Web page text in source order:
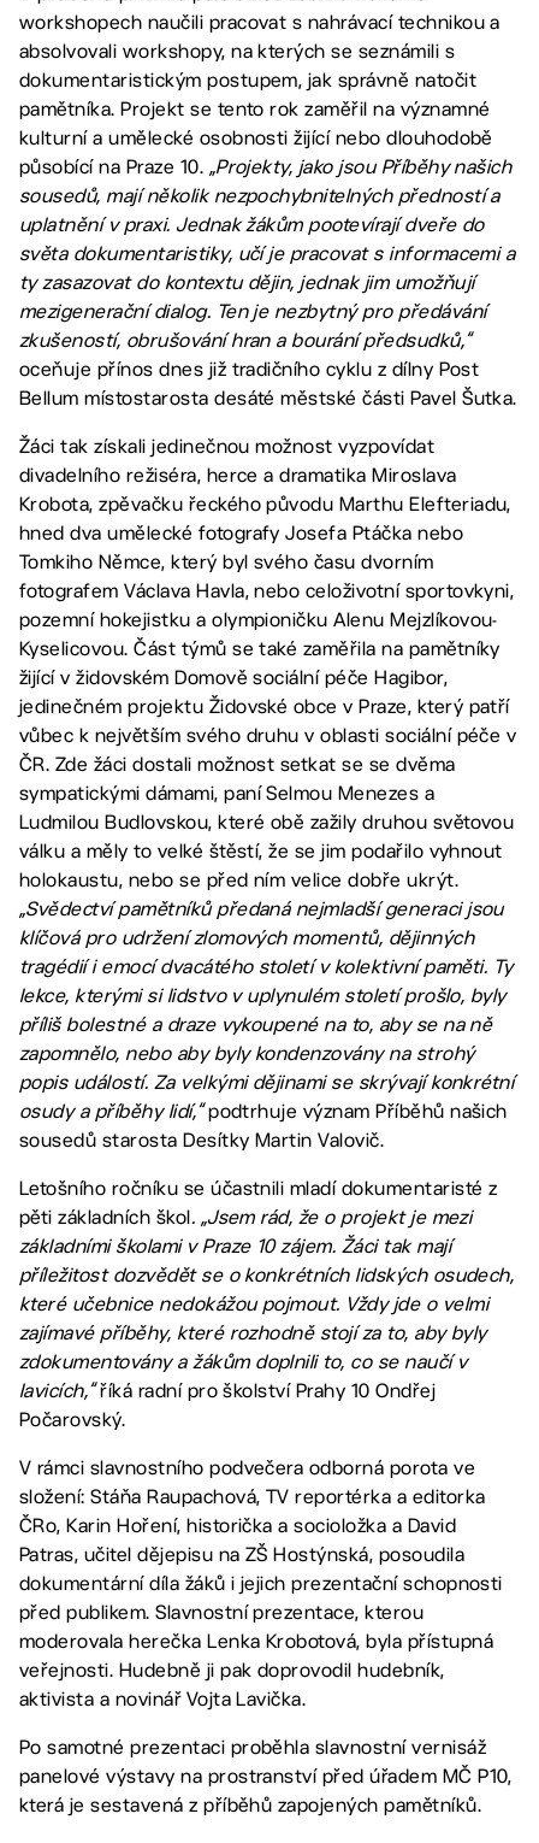
workshopech naučili pracovat s nahrávací technikou a
absolvovali workshopy, na kterých se seznámili s
dokumentaristickým postupem, jak správně natočit
pamětníka. Projekt se tento rok zaměřil na významné
kulturní a umělecké osobnosti žijící nebo dlouhodobě
působící na Praze 10. „Projekty, jako jsou Příběhy našich
sousedů, mají několik nezpochybnitelných předností a
uplatnění v praxi. Jednak žákům pootevírají dveře do
světa dokumentaristiky, učí je pracovat s informacemi a
ty zasazovat do kontextu dějin, jednak jim umožňují
mezigenerační dialog. Ten je nezbytný pro předávání
zkušeností, obrušování hran a bourání předsudků,“
oceňuje přínos dnes již tradičního cyklu z dílny Post
Bellum místostarosta desáté městské části Pavel Šutka.
Žáci tak získali jedinečnou možnost vyzpovídat
divadelního režiséra, herce a dramatika Miroslava
Krobota, zpěvačku řeckého původu Marthu Elefteriadu,
hned dva umělecké fotografy Josefa Ptáčka nebo
Tomkiho Němce, který byl svého času dvorním
fotografem Václava Havla, nebo celoživotní sportovkyni,
pozemní hokejistku a olympioničku Alenu Mejzlíkovou-
Kyselicovou. Část týmů se také zaměřila na pamětníky
žijící v židovském Domově sociální péče Hagibor,
jedinečném projektu Židovské obce v Praze, který patří
vůbec k největším svého druhu v oblasti sociální péče v
ČR. Zde žáci dostali možnost setkat se se dvěma
sympatickými dámami, paní Selmou Menezes a
Ludmilou Budlovskou, které obě zažily druhou světovou
válku a měly to velké štěstí, že se jim podařilo vyhnout
holokaustu, nebo se před ním velice dobře ukrýt.
„Svědectví pamětníků předaná nejmladší generaci jsou
klíčová pro udržení zlomových momentů, dějinných
tragédií i emocí dvacátého století v kolektivní paměti. Ty
lekce, kterými si lidstvo v uplynulém století prošlo, byly
příliš bolestné a draze vykoupené na to, aby se na ně
zapomnělo, nebo aby byly kondenzovány na strohý
popis událostí. Za velkými dějinami se skrývají konkrétní
osudy a příběhy lidí,“podtrhuje význam Příběhů našich
sousedů starosta Desítky Martin Valovič.
Letošního ročníku se účastnili mladí dokumentaristé z
pěti základních škol. „Jsem rád, že o projekt je mezi
základními školami v Praze 10 zájem. Žáci tak mají
příležitost dozvědět se o konkrétních lidských osudech,
které učebnice nedokážou pojmout. Vždy jde o velmi
zajímavé příběhy, které rozhodně stojí za to, aby byly
zdokumentovány a žákům doplnili to, co se naučí v
lavicích,“říká radní pro školství Prahy 10 Ondřej
Počarovský.
V rámci slavnostního podvečera odborná porota ve
složení: Stáňa Raupachová, TV reportérka a editorka
ČRo, Karin Hoření, historička a socioložka a David
Patras, učitel dějepisu na ZŠ Hostýnská, posoudila
dokumentární díla žáků i jejich prezentační schopnosti
před publikem. Slavnostní prezentace, kterou
moderovala herečka Lenka Krobotová, byla přístupná
veřejnosti. Hudebně ji pak doprovodil hudebník,
aktivista a novinář Vojta Lavička.
Po samotné prezentaci proběhla slavnostní vernisáž
panelové výstavy na prostranství před úřadem MČ P10,
která je sestavená z příběhů zapojených pamětníků.